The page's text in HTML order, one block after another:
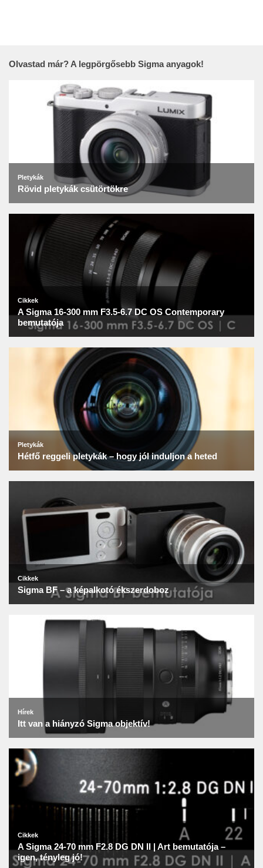
Olvastad már? A legpörgősebb Sigma anyagok!